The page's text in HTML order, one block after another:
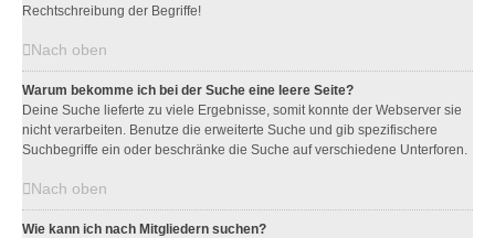
Rechtschreibung der Begriffe!
Nach oben
Warum bekomme ich bei der Suche eine leere Seite?
Deine Suche lieferte zu viele Ergebnisse, somit konnte der Webserver sie
nicht verarbeiten. Benutze die erweiterte Suche und gib spezifischere
Suchbegriffe ein oder beschränke die Suche auf verschiedene Unterforen.
Nach oben
Wie kann ich nach Mitgliedern suchen?